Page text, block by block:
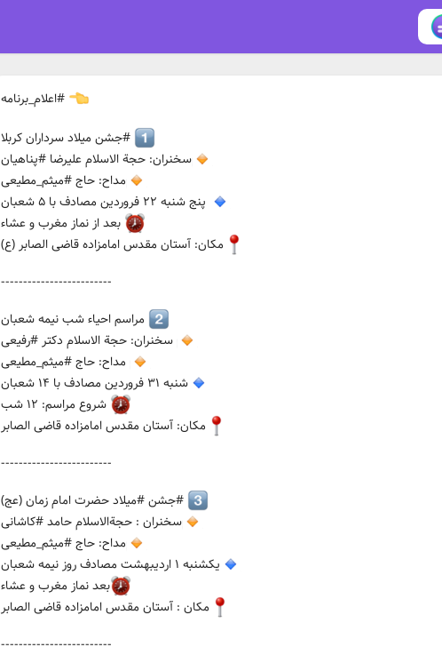
#اعلام_برنامه
#جشن میلاد سرداران کربلا
سخنران: حجة الاسلام علیرضا #پناهیان
مداح: حاج #میثم_مطیعی
پنج شنبه ۲۲ فروردین مصادف با ۵ شعبان
بعد از نماز مغرب و عشاء
مکان: آستان مقدس امامزاده قاضی الصابر (ع)
-------------------------
مراسم احیاء شب نیمه شعبان
سخنران: حجة الاسلام دکتر #رفیعی
مداح: حاج #میثم_مطیعی
شنبه ۳۱ فروردین مصادف با ۱۴ شعبان
شروع مراسم: ۱۲ شب
مکان: آستان مقدس امامزاده قاضی الصابر
-------------------------
#جشن #میلاد حضرت امام زمان (عج)
سخنران : حجةالاسلام حامد #کاشانی
مداح: حاج #میثم_مطیعی
یکشنبه ۱ اردیبهشت مصادف روز نیمه شعبان
بعد نماز مغرب و عشاء
مکان : آستان مقدس امامزاده قاضی الصابر
-------------------------